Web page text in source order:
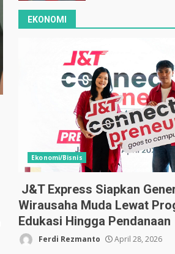
EKONOMI
Ekonomi/Bisnis
J&T Express Siapkan
Wirausaha Muda Lewat
Edukasi Hingga Pendanaan
Ferdi Rezmanto April 28, 2026